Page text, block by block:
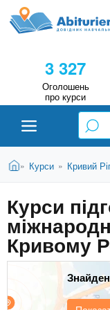
д
A
i
t
u
r
i
e
о
н
к
Н
в
ч
а
л
н
3 327
Оголошень
про курси
В
т
у
т
Головна
» Курси » Кривий
Курси
Кривому